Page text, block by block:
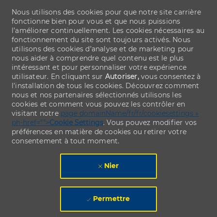
Nous utilisons des cookies pour que notre site carrière
fonctionne bien pour vous et que nous puissions
l’améliorer continuellement. Les cookies nécessaires au
fonctionnement du site sont toujours activés. Nous
utilisons des cookies d’analyse et de marketing pour
nous aider à comprendre quel contenu est le plus
intéressant et pour personnaliser votre expérience
utilisateur. En cliquant sur Autoriser,vous consentez à
l’installation de tous les cookies. Découvrez comment
nous et nos partenaires sélectionnés utilisons les
cookies et comment vous pouvez les contrôler en
visitant notre page domainName/fr/fr/cookiesettings »
ph-href="">Cookie Settings. Vous pouvez modifier vos
préférences en matière de cookies ou retirer votre
consentement à tout moment.
Nier
Permettre